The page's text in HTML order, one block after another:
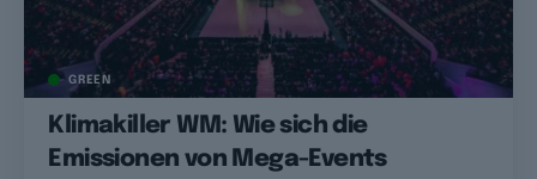
GREEN
Klimakiller WM: Wie sich die
Emissionen von Mega-Events